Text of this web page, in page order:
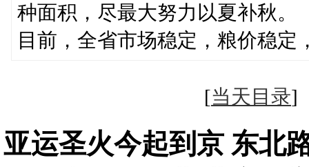
种面积，尽最大努力以夏补秋。
目前，全省市场稳定，粮价稳定
[当天目录
亚运圣火今起到京 东